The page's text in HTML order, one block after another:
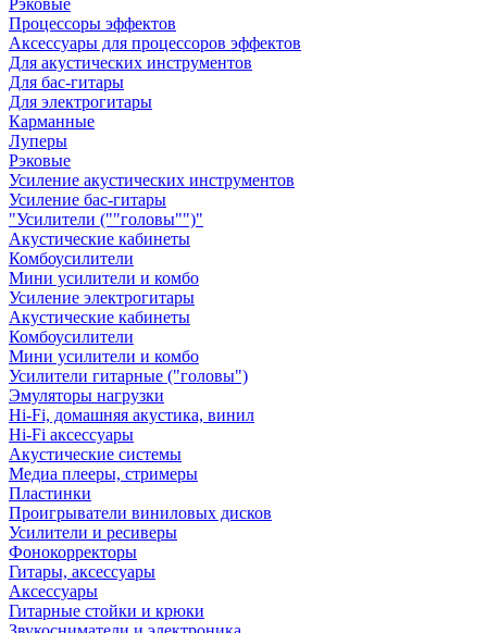
Рэковые
Процессоры эффектов
Аксессуары для процессоров эффектов
Для акустических инструментов
Для бас-гитары
Для электрогитары
Карманные
Луперы
Рэковые
Усиление акустических инструментов
Усиление бас-гитары
"Усилители (""головы"")"
Акустические кабинеты
Комбоусилители
Мини усилители и комбо
Усиление электрогитары
Акустические кабинеты
Комбоусилители
Мини усилители и комбо
Усилители гитарные ("головы")
Эмуляторы нагрузки
Hi-Fi, домашняя акустика, винил
Hi-Fi аксессуары
Акустические системы
Медиа плееры, стримеры
Пластинки
Проигрыватели виниловых дисков
Усилители и ресиверы
Фонокорректоры
Гитары, аксессуары
Аксессуары
Гитарные стойки и крюки